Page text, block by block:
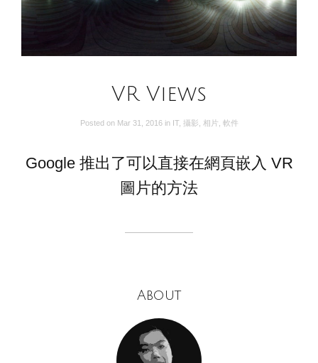
VR Views
Posted on Mar 31, 2016 in IT, 攝影 相片 軟件
Google 推出了可以直接在網頁嵌入 VR
圖片的方法
About